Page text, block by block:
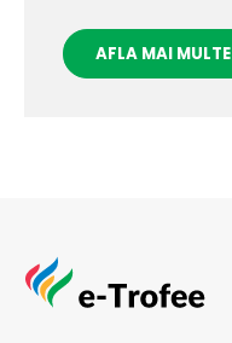
AFLA MAI MULTE